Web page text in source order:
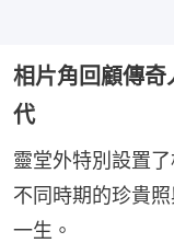
相片角回顧傳
代
靈堂外特別設置
不同時期的珍貴
一生。